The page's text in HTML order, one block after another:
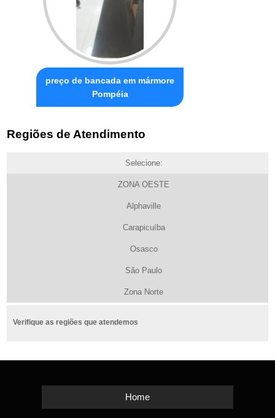
preço de bancada em mármore
Pompéia
Regiões de Atendimento
Selecione:
ZONA OESTE
Alphaville
Carapicuíba
Osasco
São Paulo
Zona Norte
Verifique as regiões que atendemos
Home